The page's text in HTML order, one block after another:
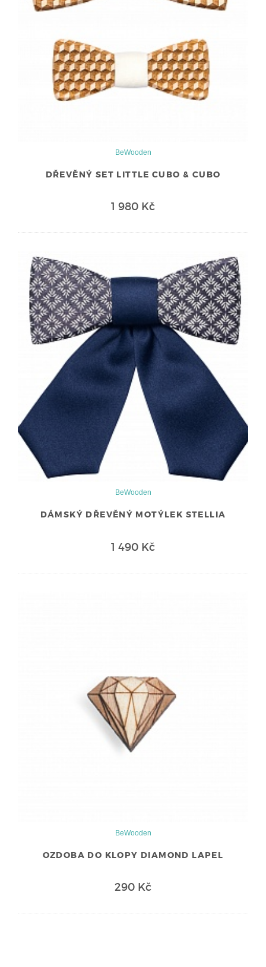
BeWooden
DŘEVĚNÝ SET LITTLE CUBO & CUBO
1 980 Kč
BeWooden
DÁMSKÝ DŘEVĚNÝ MOTÝLEK STELLIA
1 490 Kč
BeWooden
OZDOBA DO KLOPY DIAMOND LAPEL
290 Kč